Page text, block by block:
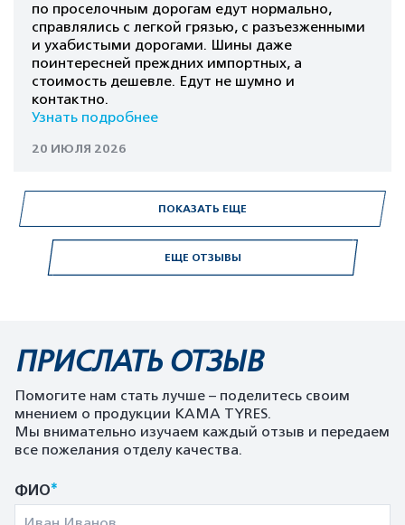
ЕЩЕ ОТЗЫВЫ
по проселочным дорогам едут нормально,
справлялись с легкой грязью, с разъезженными
и ухабистыми дорогами. Шины даже
поинтересней преждних импортных, а
стоимость дешевле. Едут не шумно и
контактно.
Узнать подробнее
20 ИЮЛЯ 2026
ПОКАЗАТЬ ЕЩЕ
ПРИСЛАТЬ ОТЗЫВ
Помогите нам стать лучше – поделитесь своим
мнением о продукции KAMA TYRES.
Мы внимательно изучаем каждый отзыв и передаем
все пожелания отделу качества.
ФИО*